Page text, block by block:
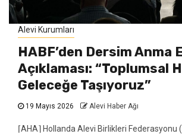
Alevi Kurumları
HABF’den Dersim Anma
Açıklaması: “Toplumsal
Geleceğe Taşıyoruz”
19 Mayıs 2026 Alevi Haber Ağı
⌈AHA⌉ Hollanda Alevi Birlikleri Federasyonu